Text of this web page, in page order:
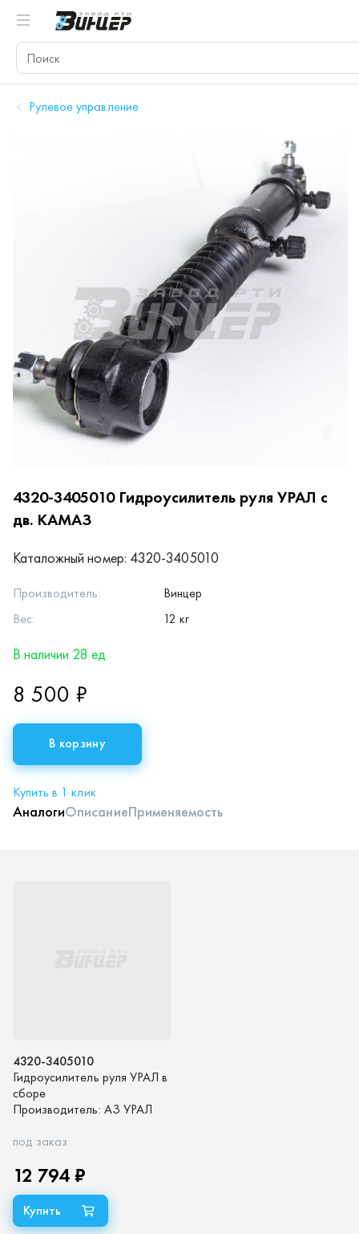
Рулевое управление
4320-3405010 Гидроусилитель руля УРАЛ с
дв. КАМАЗ
Каталожный номер: 4320-3405010
Производитель:
Винцер
Вес:
12 кг
В наличии 28 ед
8 500 ₽
В корзину
Купить в 1 клик
АналогиОписаниеПрименяемость
4320-3405010
Гидроусилитель руля УРАЛ в
сборе
Производитель: АЗ УРАЛ
под заказ
12 794 ₽